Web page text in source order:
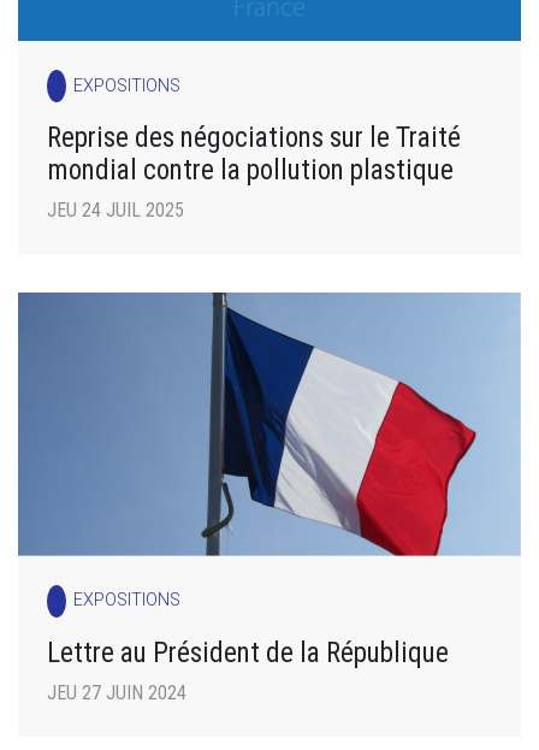
EXPOSITIONS
Reprise des négociations sur le Traité
mondial contre la pollution plastique
JEU 24 JUIL 2025
EXPOSITIONS
Lettre au Président de la République
JEU 27 JUIN 2024